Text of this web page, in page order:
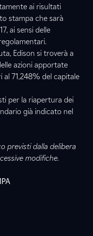
ai risultati
stampa che sarà
ai sensi delle
Edison si troverà a
azioni apportate
al 71,248% del capitale
per la riapertura dei
già indicato nel
previsti dalla delibera
modifiche.